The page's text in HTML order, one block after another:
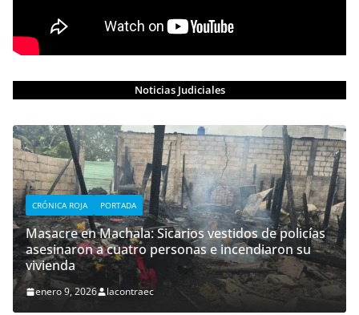
Noticias Judiciales
CRÓNICA ROJA PORTADA
Masacre en Machala: Sicarios vestidos de policías
asesinaron a cuatro personas e incendiaron su
vivienda
enero 9, 2026 lacontraec